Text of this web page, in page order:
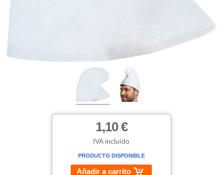
1,10 €
IVA incluído
PRODUCTO DISPONIBLE
Añadir a carrito